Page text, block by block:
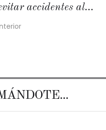
accidentes al